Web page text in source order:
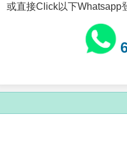
或直接Click以下Whatsapp